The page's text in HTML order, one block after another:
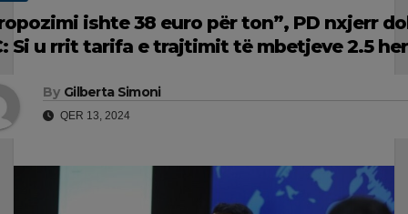
ishte 38 euro për ton”, PD nxjerr
Si u rrit tarifa e trajtimit të mbetjeve 2.5
By Gilberta Simoni
QER 13, 2024